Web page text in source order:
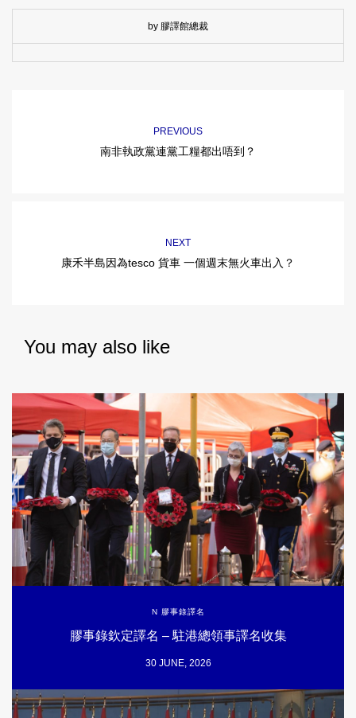
by 膠譯館總裁
PREVIOUS
南非執政黨連黨工糧都出唔到？
NEXT
康禾半島因為tesco 貨車 一個週末無火車出入？
You may also like
N 膠事錄譯名
膠事錄欽定譯名 – 駐港總領事譯名收集
30 JUNE, 2026